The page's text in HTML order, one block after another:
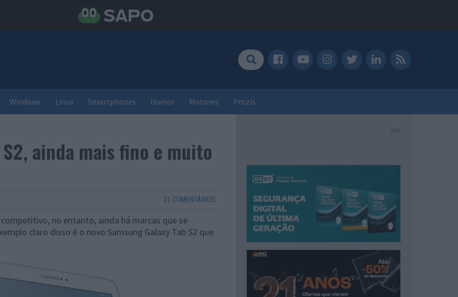
Windows Linux Smartphones Humor Motores Prozis
S2, ainda mais fino e muito
21 COMENTÁRIOS
no entanto, ainda há marcas que se
claro disso é o novo Samsung Galaxy Tab S2 que
PUB